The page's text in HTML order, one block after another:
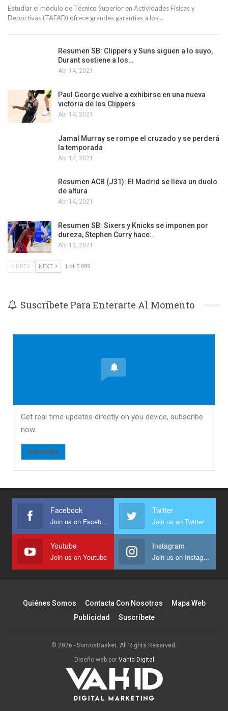
Estudiar el módulo de Técnico Superior en Actividades Físicas y
Deportivas (TAFAD) ofrece grandes garantías a los…
Resumen SB: Clippers y Suns siguen a lo suyo,
Durant sostiene a los…
Abr 14, 2021
Paul George vuelve a exhibirse en una nueva
victoria de los Clippers
Abr 14, 2021
Jamal Murray se rompe el cruzado y se perderá
la temporada
Abr 14, 2021
Resumen ACB (J31): El Madrid se lleva un duelo
de altura
Abr 14, 2021
Resumen SB: Sixers y Knicks se imponen por
dureza, Stephen Curry hace…
Abr 13, 2021
PREV NEXT 1 of 5.889
Suscríbete Para Enterarte Al Momento
Get real time updates directly on you device, subscribe
now.
Subscribe
Facebook
Join us on Facebook
Twitter
Join us on Twitter
Youtube
Join us on Youtube
Instagram
Join us on Instagram
Quiénes Somos Contacta Con Nosotros
Mapa Web
Publicidad
Suscríbete
© 2026 - SomosBasket. All Rights Reserved.
Diseño web por Vahid Digital